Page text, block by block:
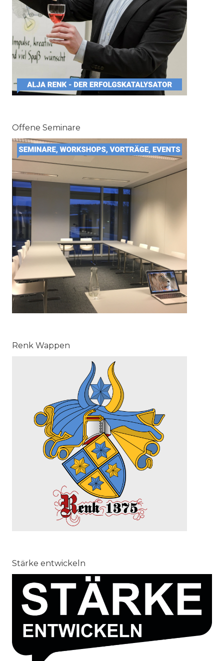
Offene Seminare
Renk Wappen
Stärke entwickeln